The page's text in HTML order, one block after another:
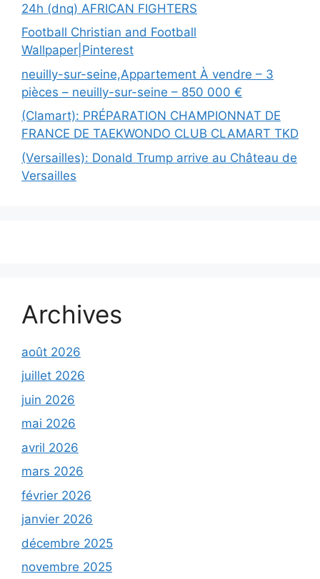
24h (dnq) AFRICAN FIGHTERS
Football Christian and Football
Wallpaper|Pinterest
neuilly-sur-seine,Appartement À vendre – 3
pièces – neuilly-sur-seine – 850 000 €
(Clamart): PRÉPARATION CHAMPIONNAT DE
FRANCE DE TAEKWONDO CLUB CLAMART TKD
(Versailles): Donald Trump arrive au Château de
Versailles
Archives
août 2026
juillet 2026
juin 2026
mai 2026
avril 2026
mars 2026
février 2026
janvier 2026
décembre 2025
novembre 2025